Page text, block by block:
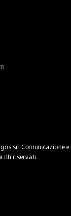
srl Comunicazione e
riservati.